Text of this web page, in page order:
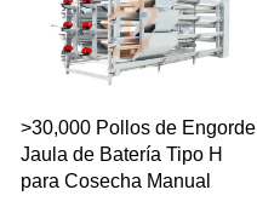
+8618830120193, +234
8111199996.
>30,000 Pollos de Engorde
Jaula de Batería Tipo H
para Cosecha Manual